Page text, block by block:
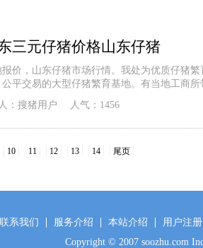
三元仔猪价格山东仔猪
价，山东仔猪市场行情。我处为优质仔猪
平交易的大型仔猪繁育基地。有当地工商
： 搜猪用户 人气：1456
10 11 12 13 14 尾页
联系我们 服务介绍 本站介绍
用户注册
Copyright © 2007 soozhu.com